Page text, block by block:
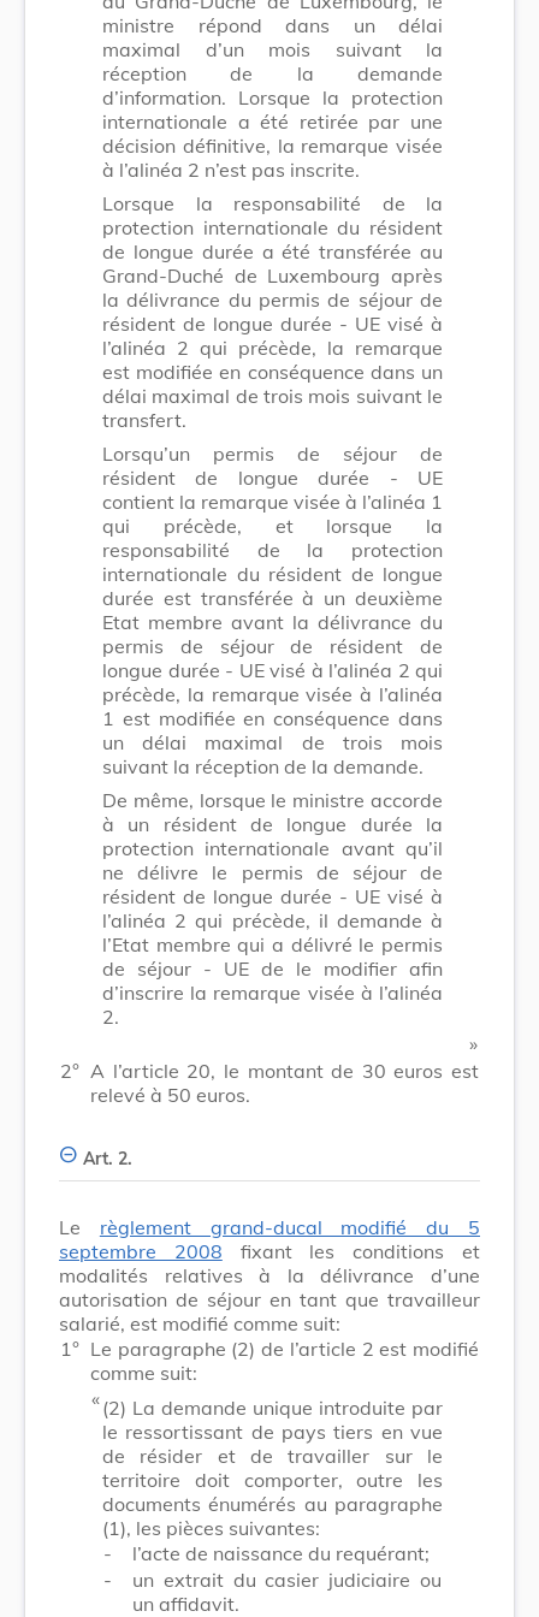
ministre répond dans un délai
maximal d’un mois suivant la
réception de la demande
d’information. Lorsque la protection
internationale a été retirée par une
décision définitive, la remarque visée
à l’alinéa 2 n’est pas inscrite.
Lorsque la responsabilité de la
protection internationale du résident
de longue durée a été transférée au
Grand-Duché de Luxembourg après
la délivrance du permis de séjour de
résident de longue durée - UE visé à
l’alinéa 2 qui précède, la remarque
est modifiée en conséquence dans un
délai maximal de trois mois suivant le
transfert.
Lorsqu’un permis de séjour de
résident de longue durée - UE
contient la remarque visée à l’alinéa 1
qui précède, et lorsque la
responsabilité de la protection
internationale du résident de longue
durée est transférée à un deuxième
Etat membre avant la délivrance du
permis de séjour de résident de
longue durée - UE visé à l’alinéa 2 qui
précède, la remarque visée à l’alinéa
1 est modifiée en conséquence dans
un délai maximal de trois mois
suivant la réception de la demande.
De même, lorsque le ministre accorde
à un résident de longue durée la
protection internationale avant qu’il
ne délivre le permis de séjour de
résident de longue durée - UE visé à
l’alinéa 2 qui précède, il demande à
l’Etat membre qui a délivré le permis
de séjour - UE de le modifier afin
d’inscrire la remarque visée à l’alinéa
2.
​ »
2° A l’article 20, le montant de 30 euros est
relevé à 50 euros.
Art. 2.
Le règlement grand-ducal modifié du 5
septembre 2008 fixant les conditions et
modalités relatives à la délivrance d’une
autorisation de séjour en tant que travailleur
salarié, est modifié comme suit:
1° Le paragraphe (2) de l’article 2 est modifié
comme suit:
​ «(2) La demande unique introduite par
le ressortissant de pays tiers en vue
de résider et de travailler sur le
territoire doit comporter, outre les
documents énumérés au paragraphe
(1), les pièces suivantes:
-
l’acte de naissance du requérant;
-
un extrait du casier judiciaire ou
un affidavit.